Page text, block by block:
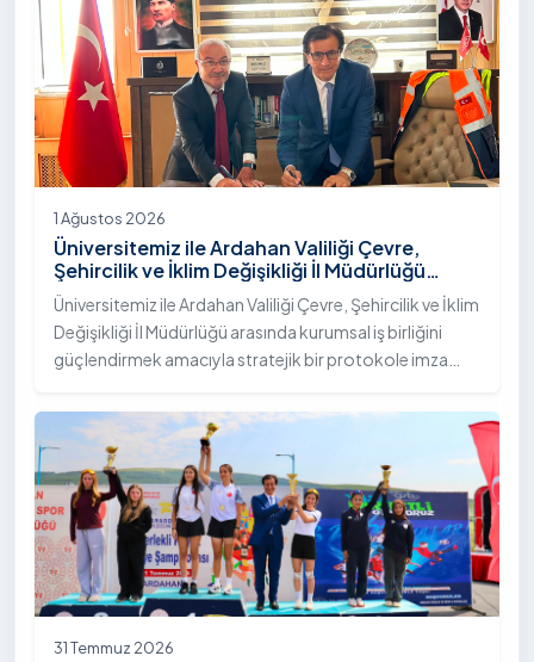
1 Ağustos 2026
Üniversitemiz ile Ardahan Valiliği Çevre,
Şehircilik ve İklim Değişikliği İl Müdürlüğü
Arasında İş Birliği Protokolü İmzalandı
Üniversitemiz ile Ardahan Valiliği Çevre, Şehircilik ve İklim
Değişikliği İl Müdürlüğü arasında kurumsal iş birliğini
güçlendirmek amacıyla stratejik bir protokole imza
31 Temmuz 2026